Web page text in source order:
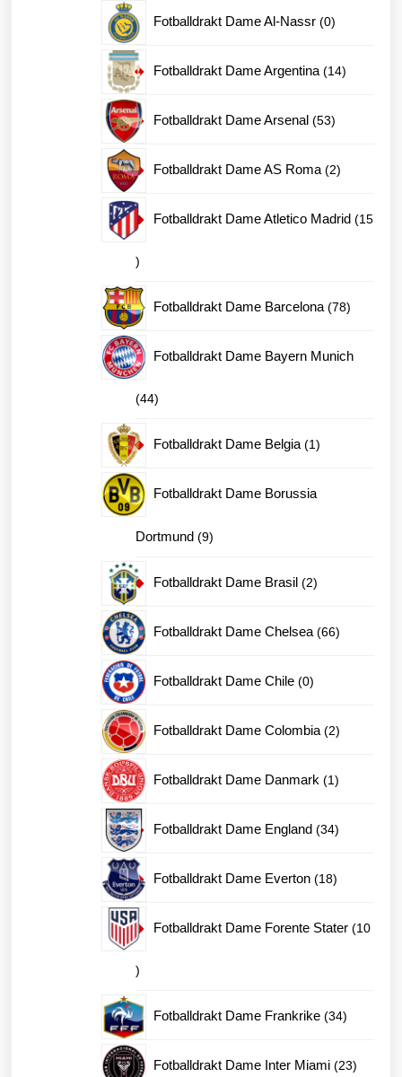
Fotballdrakt Dame Al-Nassr 00
Fotballdrakt Dame Argentina 1414
Fotballdrakt Dame Arsenal 5353
Fotballdrakt Dame AS Roma 22
Fotballdrakt Dame Atletico Madrid 15
15
produkter
Fotballdrakt Dame Barcelona 7878
Fotballdrakt Dame Bayern Munich
4444
produkter
Fotballdrakt Dame Belgia 11
Fotballdrakt Dame Borussia
Dortmund 99
Fotballdrakt Dame Brasil 22
Fotballdrakt Dame Chelsea 6666
Fotballdrakt Dame Chile 00
Fotballdrakt Dame Colombia 22
Fotballdrakt Dame Danmark 11
Fotballdrakt Dame England 3434
Fotballdrakt Dame Everton 1818
Fotballdrakt Dame Forente Stater 10
10
produkter
Fotballdrakt Dame Frankrike 3434
Fotballdrakt Dame Inter Miami 2323